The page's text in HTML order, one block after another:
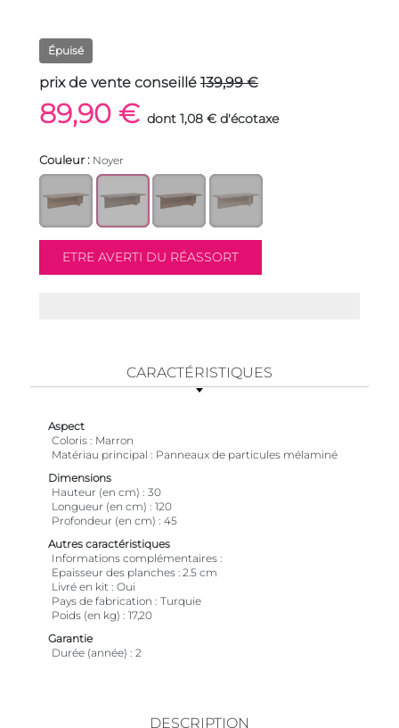
Épuisé
prix de vente conseillé 139,99 €
89,90 € dont 1,08 € d'écotaxe
Couleur : Noyer
CARACTÉRISTIQUES
Aspect
Coloris
Marron
Matériau principal
Panneaux de particules mélaminé
Dimensions
Hauteur (en cm)
30
Longueur (en cm)
120
Profondeur (en cm)
45
Autres caractéristiques
Informations complémentaires
Epaisseur des planches : 2.5 cm
Livré en kit
Oui
Pays de fabrication
Turquie
Poids (en kg)
17,20
Garantie
Durée (année)
2
DESCRIPTION